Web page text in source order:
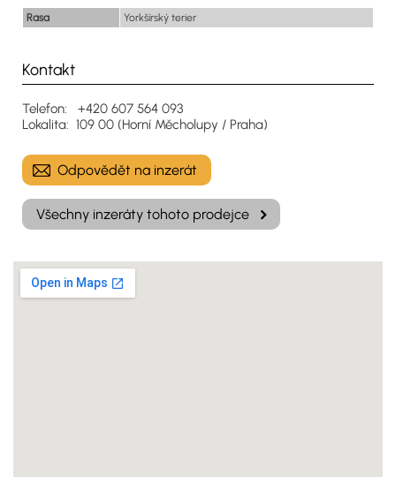
Rasa Yorkšírský terier
Kontakt
Telefon: +420 607 564 093
Lokalita: 109 00 (Horní Měcholupy / Praha)
Odpovědět na inzerát
Všechny inzeráty tohoto prodejce